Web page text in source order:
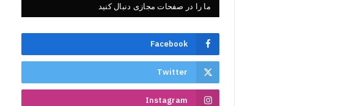
ما را در صفحات مجازی دنبال کنید
Facebook
Twitter
Instagram